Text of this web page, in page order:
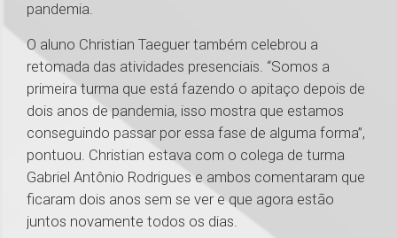
pandemia.
O aluno Christian Taeguer também celebrou a
retomada das atividades presenciais. “Somos a
primeira turma que está fazendo o apitaço depois de
dois anos de pandemia, isso mostra que estamos
conseguindo passar por essa fase de alguma forma”,
pontuou. Christian estava com o colega de turma
Gabriel Antônio Rodrigues e ambos comentaram que
ficaram dois anos sem se ver e que agora estão
juntos novamente todos os dias.